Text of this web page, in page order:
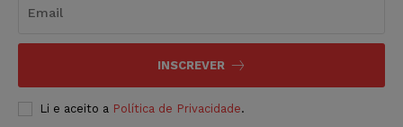
INSCREVER
Li e aceito a Política de Privacidade.